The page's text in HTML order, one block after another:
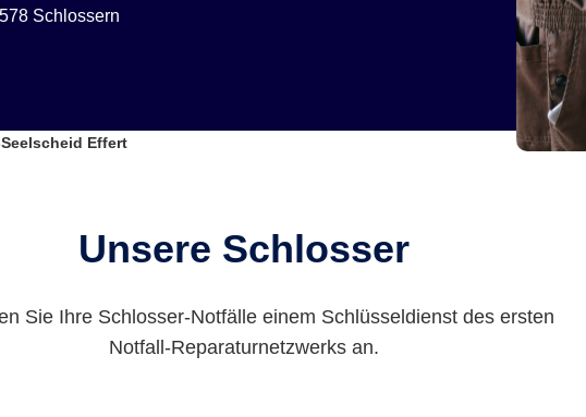
Schlossern
Effert
Unsere Schlosser
Sie Ihre Schlosser-Notfälle einem Schlüsseldienst des ersten
Notfall-Reparaturnetzwerks an.